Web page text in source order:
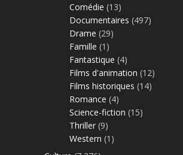
Comédie (13)
Documentaires (497)
Drame (29)
Famille (1)
Fantastique (4)
Films d'animation (12)
Films historiques (14)
Romance (4)
Science-fiction (15)
Thriller (9)
Western (1)